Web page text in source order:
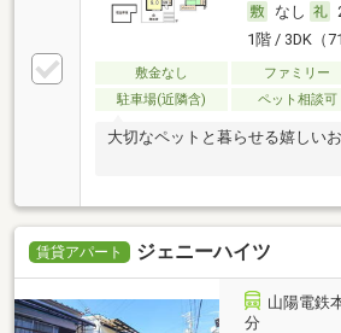
なし
1階 / 3DK（
敷金なし ファミリー
駐車場(近隣含)
ペット相談可
大切なペットと暮らせる嬉しいお
賃貸アパート ジェニーハイツ
山陽電鉄
分